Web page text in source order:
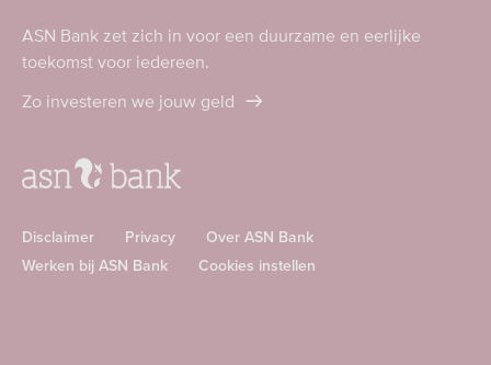
ASN Bank zet zich in voor een duurzame en eerlijke
toekomst voor iedereen.
Zo investeren we jouw geld
Disclaimer Privacy
Over ASN Bank
Werken bij ASN Bank
Cookies instellen